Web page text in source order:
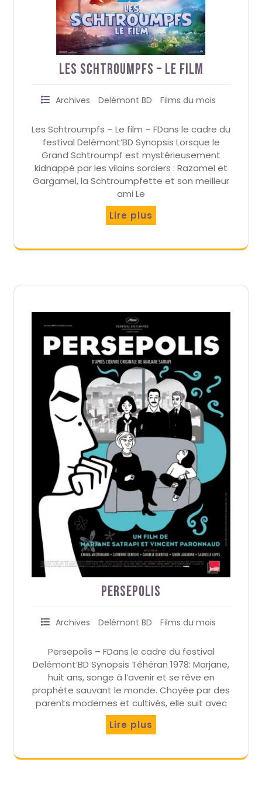
Les Schtroumpfs – Le film
Archives Delémont BD Films du mois
Les Schtroumpfs – Le film – FDans le cadre du
festival Delémont’BD Synopsis Lorsque le
Grand Schtroumpf est mystérieusement
kidnappé par les vilains sorciers : Razamel et
Gargamel, la Schtroumpfette et son meilleur
ami Le
Lire plus
Persepolis
Archives Delémont BD Films du mois
Persepolis – FDans le cadre du festival
Delémont’BD Synopsis Téhéran 1978: Marjane,
huit ans, songe à l’avenir et se rêve en
prophète sauvant le monde. Choyée par des
parents modernes et cultivés, elle suit avec
Lire plus